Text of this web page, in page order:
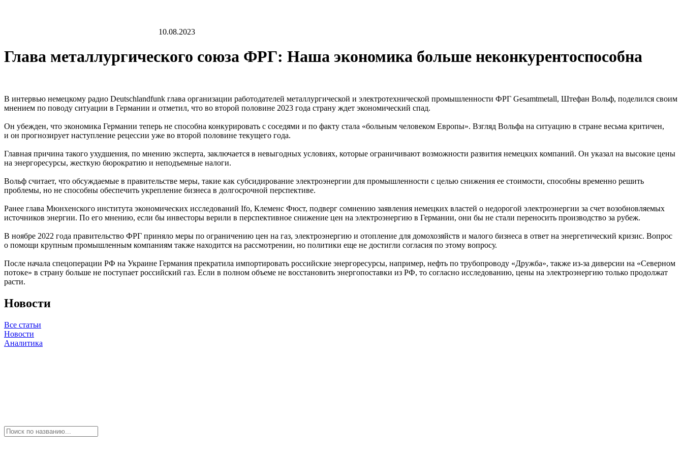
10.08.2023
Глава металлургического союза ФРГ: Наша экономика больше неконкурентоспособна
В интервью немецкому радио Deutschlandfunk глава организации работодателей металлургической и электротехнической промышленности ФРГ Gesamtmetall, Штефан Вольф, поделился своим
мнением по поводу ситуации в Германии и отметил, что во второй половине 2023 года страну ждет экономический спад.
Он убежден, что экономика Германии теперь не способна конкурировать с соседями и по факту стала «больным человеком Европы». Взгляд Вольфа на ситуацию в стране весьма критичен,
и он прогнозирует наступление рецессии уже во второй половине текущего года.
Главная причина такого ухудшения, по мнению эксперта, заключается в невыгодных условиях, которые ограничивают возможности развития немецких компаний. Он указал на высокие цены
на энергоресурсы, жесткую бюрократию и неподъемные налоги.
Вольф считает, что обсуждаемые в правительстве меры, такие как субсидирование электроэнергии для промышленности с целью снижения ее стоимости, способны временно решить
проблемы, но не способны обеспечить укрепление бизнеса в долгосрочной перспективе.
Ранее глава Мюнхенского института экономических исследований Ifo, Клеменс Фюст, подверг сомнению заявления немецких властей о недорогой электроэнергии за счет возобновляемых
источников энергии. По его мнению, если бы инвесторы верили в перспективное снижение цен на электроэнергию в Германии, они бы не стали переносить производство за рубеж.
В ноябре 2022 года правительство ФРГ приняло меры по ограничению цен на газ, электроэнергию и отопление для домохозяйств и малого бизнеса в ответ на энергетический кризис. Вопрос
о помощи крупным промышленным компаниям также находится на рассмотрении, но политики еще не достигли согласия по этому вопросу.
После начала спецоперации РФ на Украине Германия прекратила импортировать российские энергоресурсы, например, нефть по трубопроводу «Дружба», также из-за диверсии на «Северном
потоке» в страну больше не поступает российский газ. Если в полном объеме не восстановить энергопоставки из РФ, то согласно исследованию, цены на электроэнергию только продолжат
расти.
Новости
Все статьи
Новости
Аналитика